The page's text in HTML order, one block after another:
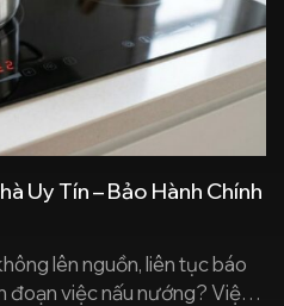
Uy Tín – Bảo Hành Chính
lên nguồn, liên tục báo
đoạn việc nấu nướng? Việc